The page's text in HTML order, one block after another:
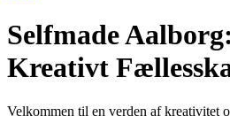
Selfmade
Kreativt
Velkommen til en verden af kreativitet